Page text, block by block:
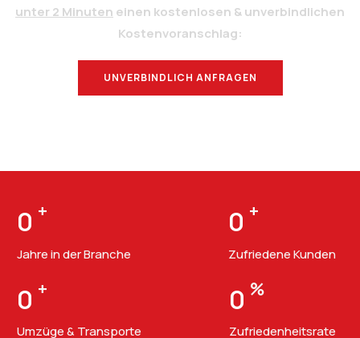
unter 2 Minuten einen kostenlosen & unverbindlichen
Kostenvoranschlag:
UNVERBINDLICH ANFRAGEN
0 +
Jahre in der Branche
0 +
Zufriedene Kunden
0 +
Umzüge & Transporte
0 %
Zufriedenheitsrate